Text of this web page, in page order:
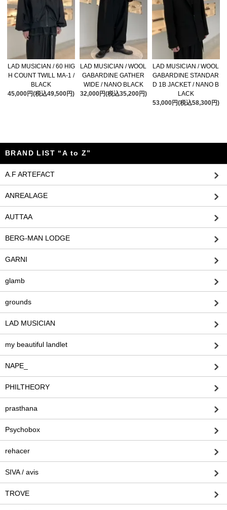
LAD MUSICIAN / 60 HIG
H COUNT TWILL MA-1 /
BLACK
45,000円(税込49,500円)
LAD MUSICIAN / WOOL
GABARDINE GATHER
WIDE / NANO BLACK
32,000円(税込35,200円)
LAD MUSICIAN / WOOL
GABARDINE STANDAR
D 1B JACKET / NANO B
LACK
53,000円(税込58,300円)
BRAND LIST “A to Z”
A.F ARTEFACT
ANREALAGE
AUTTAA
BERG-MAN LODGE
GARNI
glamb
grounds
LAD MUSICIAN
my beautiful landlet
NAPE_
PHILTHEORY
prasthana
Psychobox
rehacer
SIVA / avis
TROVE